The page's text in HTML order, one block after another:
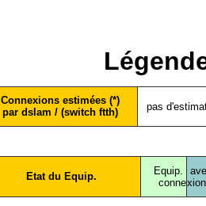
Connexions estimées (*)
par dslam / (switch ftth)
pas
Etat du Equip.
Equip.
conne